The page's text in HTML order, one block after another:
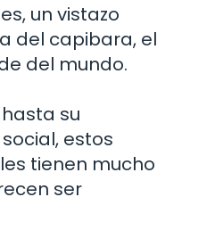
un vistazo
del capibara, el
del mundo.
su
estos
tienen mucho
ser